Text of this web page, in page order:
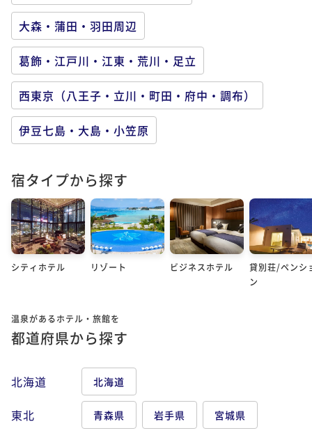
大森・蒲田・羽田周辺
葛飾・江戸川・江東・荒川・足立
西東京（八王子・立川・町田・府中・調布）
伊豆七島・大島・小笠原
宿タイプから探す
シティホテル リゾート ビジネスホテル
貸別荘/ペンシ
ン
温泉があるホテル・旅館を
都道府県から探す
北海道 北海道
東北 青森県 岩手県 宮城県